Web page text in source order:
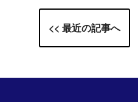
<< 最近の記事へ